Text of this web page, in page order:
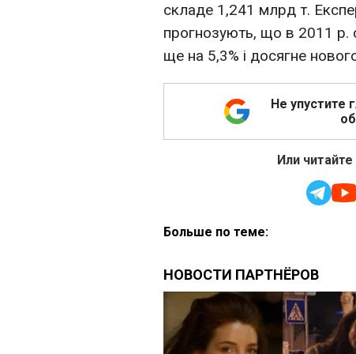
складе 1,241 млрд т.
прогнозують, що в 2011 р.
ще на 5,3% і досягне
Не упустите
Или
Больше по теме: